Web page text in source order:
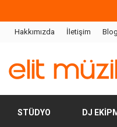
Hakkımızda İletişim Blog
STÜDYO DJ